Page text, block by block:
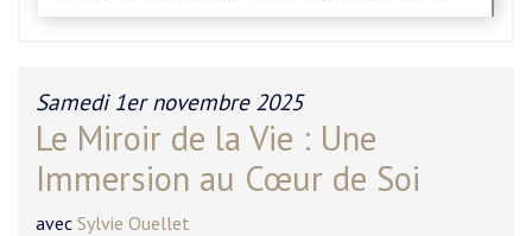
Samedi 1er novembre 2025
Le Miroir de la Vie : Une
Immersion au Cœur de Soi
avec Sylvie Ouellet